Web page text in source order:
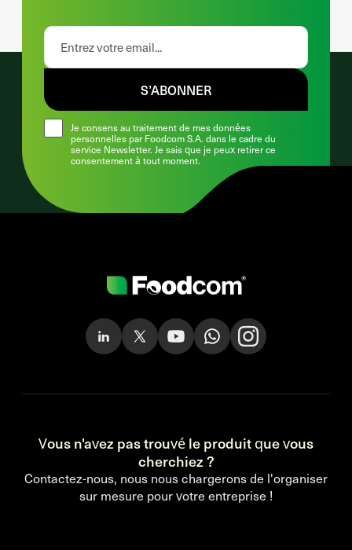
Je consens au traitement de mes données
personnelles par Foodcom S.A. dans le cadre du
service Newsletter. Je sais que je peux retirer ce
consentement à tout moment.
S’ABONNER
Vous n'avez pas trouvé le produit que vous
cherchiez ?
Contactez-nous, nous nous chargerons de l'organiser
sur mesure pour votre entreprise !